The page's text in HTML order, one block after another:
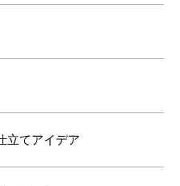
立てアイデア